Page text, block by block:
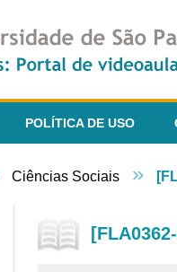
POLÍTICA DE USO
Ciências Sociais »